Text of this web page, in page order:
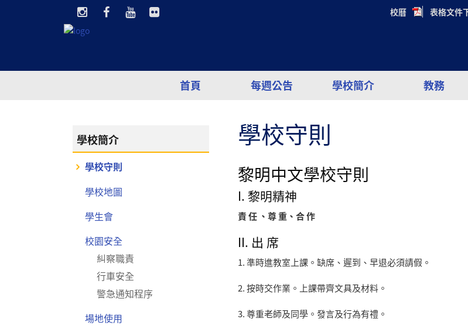
校曆 表格文件
首頁 每週公告 學校簡介 教務
學校簡介
學校守則
學校地圖
學生會
校園安全
糾察職責
行車安全
警急通知程序
場地使用
學校守則
黎明中文學校守則
I. 黎明精神
責 任 、 尊 重、 合 作
II. 出 席
1.準時進教室上課。缺席、遲到、早退必須請假。
2.按時交作業。上課帶齊文具及材料。
3.尊重老師及同學。發言及行為有禮。